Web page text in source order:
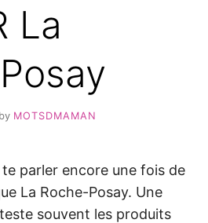
La
by MOTSDMAMAN
te parler encore une fois de
La Roche-Posay. Une
souvent les produits